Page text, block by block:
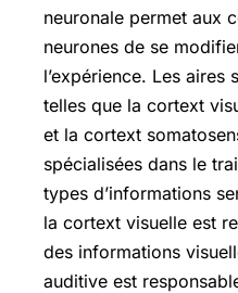
neuronale permet aux
neurones de se
l’expérience. Les aires
telles que la cortext
et la cortext
spécialisées dans le
types d’informations
la cortext visuelle est
des informations
auditive est